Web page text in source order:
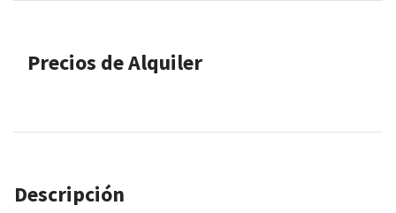
Precios de Alquiler
Descripción